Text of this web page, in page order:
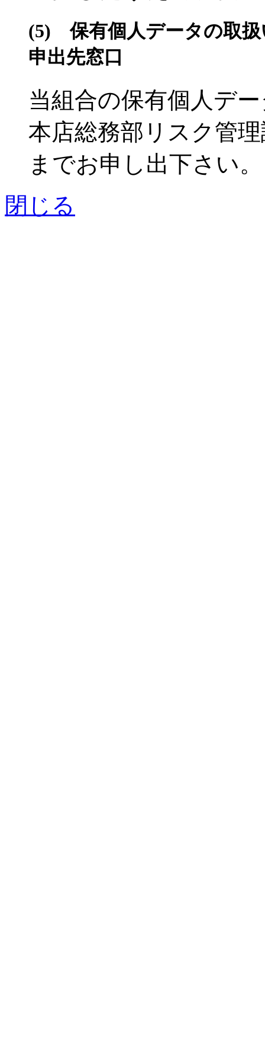
(5) 保有個人データの取扱
申出先窓口
当組合の保有個人デ
本店総務部リスク管
までお申し出下さい。
閉じる